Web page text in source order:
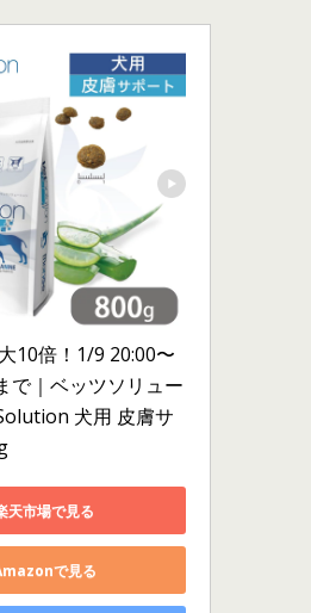
10倍！1/9 20:00〜
で｜ベッツソリュー
犬用 皮膚サ
天市場で見る
で見る